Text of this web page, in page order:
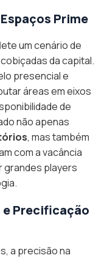
Prime
um cenário de
da capital.
presencial e
áreas em eixos
de
não apenas
, mas também
com a vacância
grandes players
Precificação
a precisão na